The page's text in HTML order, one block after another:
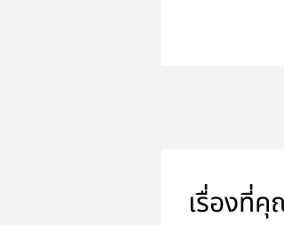
เรื่องที่คุ